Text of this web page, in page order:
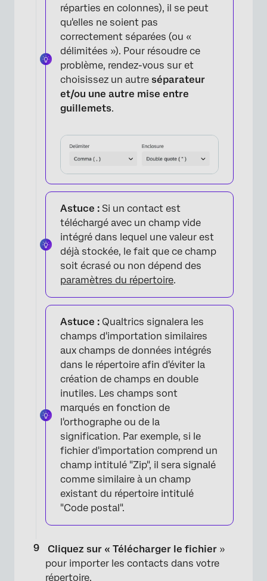
réparties en colonnes), il se peut
qu'elles ne soient pas
correctement séparées (ou «
délimitées »). Pour résoudre ce
problème, rendez-vous sur et
choisissez un autre séparateur
et/ou une autre mise entre
guillemets.
Astuce : Si un contact est
téléchargé avec un champ vide
intégré dans lequel une valeur est
déjà stockée, le fait que ce champ
soit écrasé ou non dépend des
paramètres du répertoire.
Astuce : Qualtrics signalera les
champs d'importation similaires
aux champs de données intégrés
dans le répertoire afin d'éviter la
création de champs en double
inutiles. Les champs sont
marqués en fonction de
l'orthographe ou de la
signification. Par exemple, si le
fichier d'importation comprend un
champ intitulé "Zip", il sera signalé
comme similaire à un champ
existant du répertoire intitulé
"Code postal".
Cliquez sur « Télécharger le fichier »
pour importer les contacts dans votre
répertoire.